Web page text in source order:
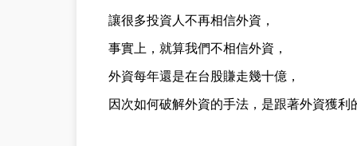
讓很多投資人不再相信外資，
事實上，就算我們不相信外資，
外資每年還是在台股賺走幾十億，
因次如何破解外資的手法，是跟著外資獲利